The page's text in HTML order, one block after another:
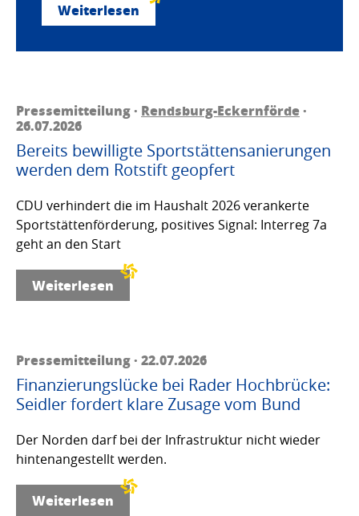
Weiterlesen
Pressemitteilung · Rendsburg-Eckernförde·
26.07.2026
Bereits bewilligte Sportstättensanierungen
werden dem Rotstift geopfert
CDU verhindert die im Haushalt 2026 verankerte
Sportstättenförderung, positives Signal: Interreg 7a
geht an den Start
Weiterlesen
Pressemitteilung · 22.07.2026
Finanzierungslücke bei Rader Hochbrücke:
Seidler fordert klare Zusage vom Bund
Der Norden darf bei der Infrastruktur nicht wieder
hintenangestellt werden.
Weiterlesen